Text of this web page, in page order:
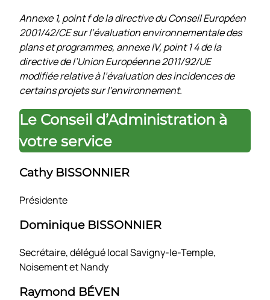
Annexe 1, point f de la directive du Conseil Européen
2001/42/CE sur l’évaluation environnementale des
plans et programmes, annexe IV, point 1 4 de la
directive de l’Union Européenne 2011/92/UE
modifiée relative à l’évaluation des incidences de
certains projets sur l’environnement.
Le Conseil d’Administration à
votre service
Cathy BISSONNIER
Présidente
Dominique BISSONNIER
Secrétaire, délégué local Savigny-le-Temple,
Noisement et Nandy
Raymond BÉVEN